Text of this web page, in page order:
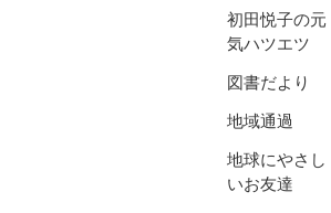
初田悦子の元
気ハツエツ
図書だより
地域通過
地球にやさし
いお友達